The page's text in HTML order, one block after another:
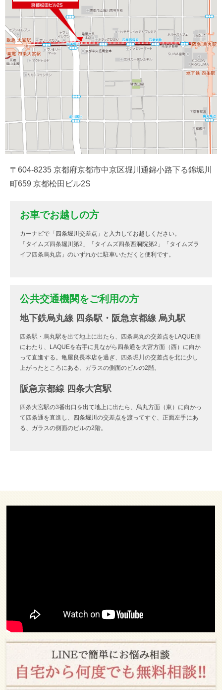
〒604-8235 京都府京都市中京区堀川通錦小路下る錦堀川
町659 京都松田ビル2S
お車でお越しの方
カーナビで「四条堀川交差点」と入力してお越しください。
「タイムズ四条堀川第2」「タイムズ四条西洞院第2」「タイムズラ
イフ四条烏丸店」のいずれかに駐車いただくと便利です。
公共交通機関をご利用の方
地下鉄烏丸線 四条駅・阪急京都線 烏丸駅
四条駅・烏丸駅を出て地上に出たら、四条烏丸の交差点をLAQUE側
にわたり、LAQUEを右手に見ながら四条通を大宮方面（西）に向か
って直進する。亀屋良長本店を過ぎ、四条堀川の交差点を北に少し
上がったところにある、ガラスの側面のビルの2階。
阪急京都線 四条大宮駅
四条大宮駅の3番出口を出て地上に出たら、烏丸方面（東）に向かっ
て四条通を直進し、四条堀川の交差点を渡ってすぐ、正面左手にあ
る、ガラスの側面のビルの2階。